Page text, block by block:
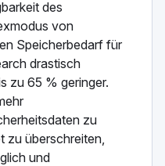
des
von
Speicherbedarf für
drastisch
zu 65 % geringer.
zu
zu überschreiten,
und